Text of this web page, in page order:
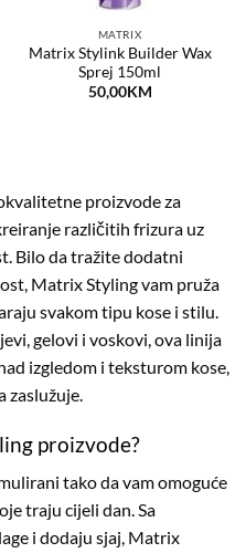
MATRIX
Matrix Stylink Builder Wax
Sprej 150ml
50,00KM
proizvode za
različitih frizura uz
Bilo da tražite dodatni
Matrix Styling vam pruža
svakom tipu kose i stilu.
gelovi i voskovi, ova linija
izgledom i teksturom kose,
zaslužuje.
proizvode?
tako da vam omoguće
traju cijeli dan. Sa
i dodaju sjaj, Matrix